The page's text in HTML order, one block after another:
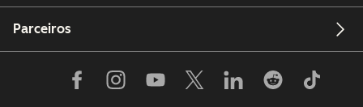
Parceiros